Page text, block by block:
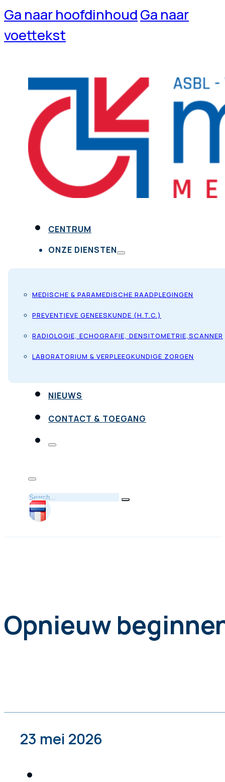
Ga naar hoofdinhoudGa naar
voettekst
CENTRUM
ONZE DIENSTEN
MEDISCHE & PARAMEDISCHE RAADPLEGINGEN
PREVENTIEVE GENEESKUNDE (H.T.C.)
RADIOLOGIE, ECHOGRAFIE, DENSITOMETRIE,SCANNER
LABORATORIUM & VERPLEEGKUNDIGE ZORGEN
NIEUWS
CONTACT & TOEGANG
Zoeken
Opnieuw
23 mei 2026